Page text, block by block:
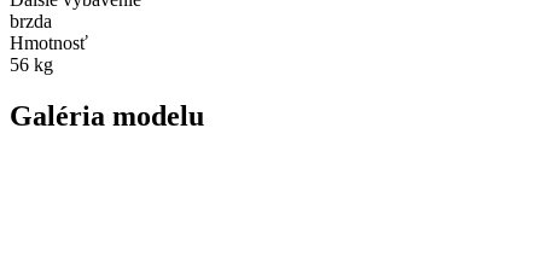
brzda
Hmotnosť
56 kg
Galéria modelu